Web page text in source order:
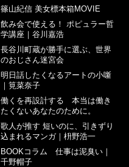
篠山紀信 美女標本箱MOVIE
飲み会で使える！ ポピュラー哲
学講座｜谷川嘉浩
長谷川町蔵が勝手に選ぶ、世界
のおじさん迷宮会
明日話したくなるアートの小噺
｜筧菜奈子
働くを再設計する 本当は働き
たくないあなたのために。
歌人が推す 短いのに、引きずり
込まれるマンガ｜枡野浩一
BOOKコラム 仕事は泥臭い｜
千野帽子